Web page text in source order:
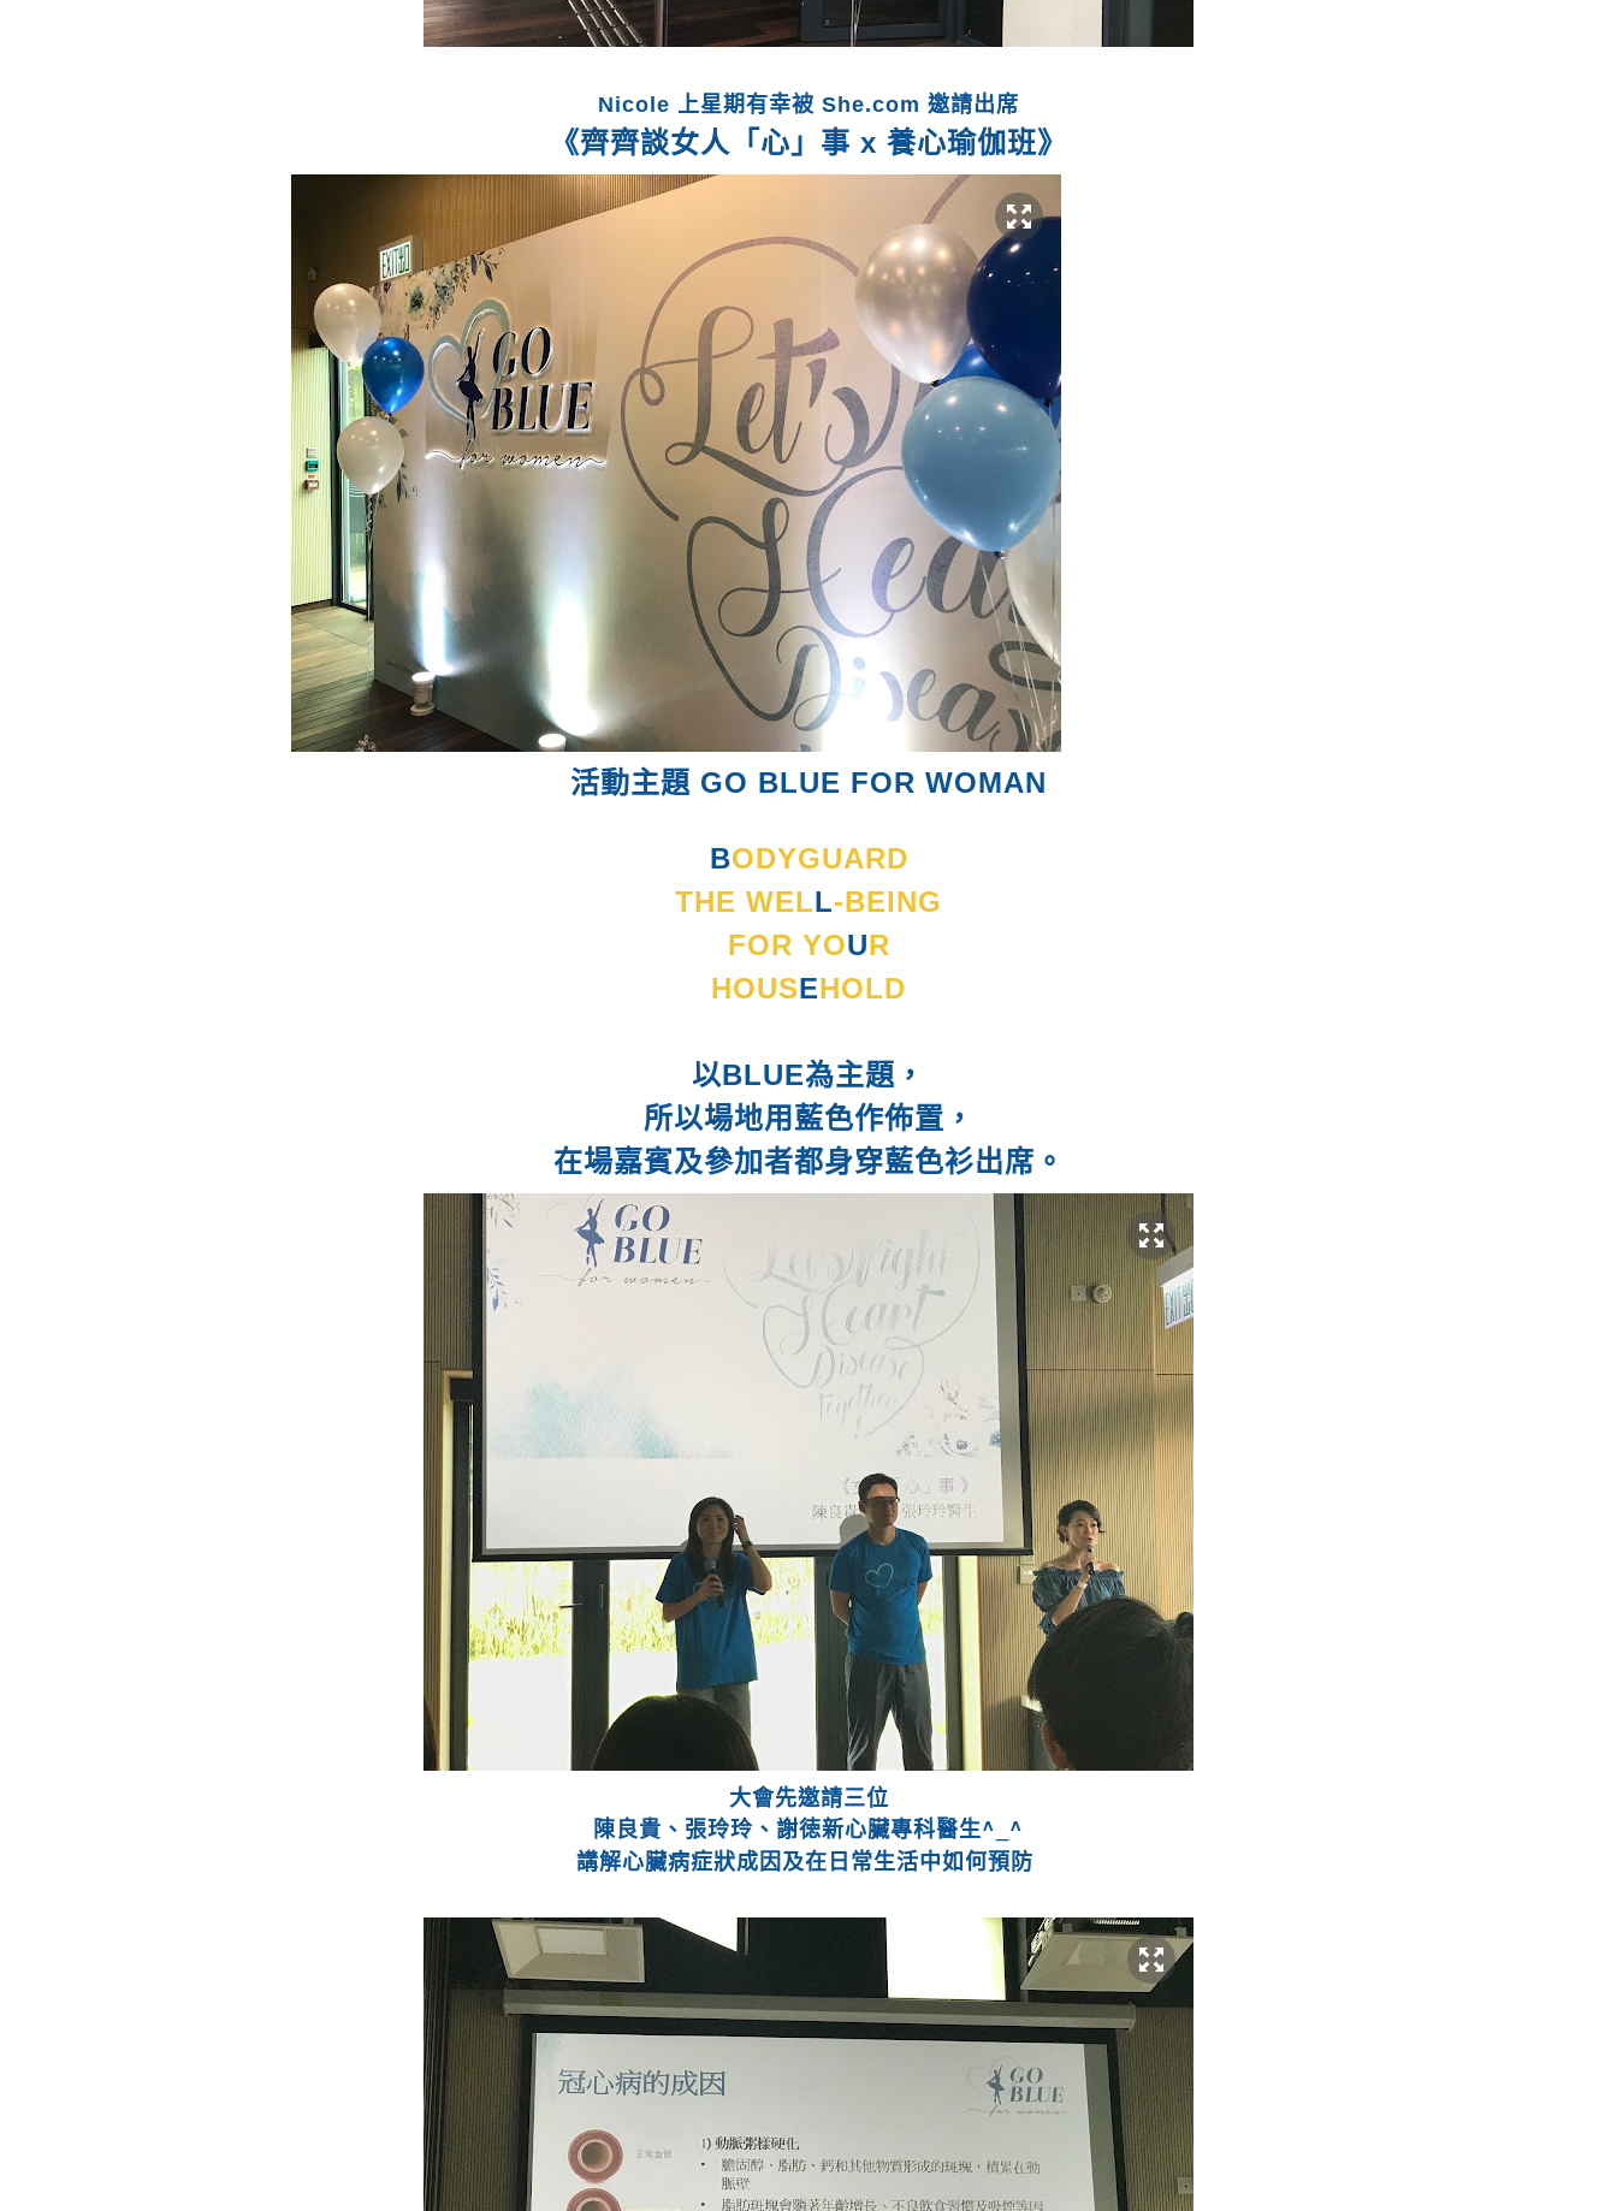
Nicole 上星期有幸被 She.com 邀請出席
《齊齊談女人「心」事 x 養心瑜伽班》
活動主題 GO BLUE FOR WOMAN
BODYGUARD
THE WELL-BEING
FOR YOUR
HOUSEHOLD
以BLUE為主題，
所以場地用藍色作佈置，
在場嘉賓及參加者都身穿藍色衫出席。
大會先邀請三位
陳良貴、張玲玲、謝徳新心臟專科醫生^_^
講解心臟病症狀成因及在日常生活中如何預防